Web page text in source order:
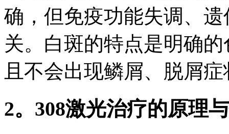
确，但免疫功能失调、
关。白斑的特点是明确
且不会出现鳞屑、脱屑
2。308激光治疗的原理